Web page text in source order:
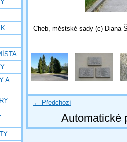
A
Cheb, městské sady (c) Diana
← Předchozí
Automatické